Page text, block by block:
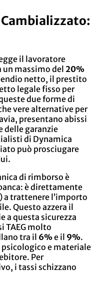
il lavoratore
un massimo del 20%
netto, il prestito
legale fisso per
due forme di
vere alternative per
presentano abissi
delle garanzie
di Dynamica
può prosciugare
di rimborso è
è direttamente
a trattenere l’importo
Questo azzera il
a questa sicurezza
TAEG molto
tra il 6%e il 9%.
e materiale
Per
i tassi schizzano